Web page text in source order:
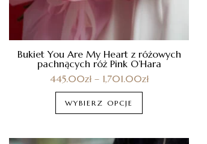
Bukiet You Are My Heart z różowych
pachnących róż Pink O’Hara
445.00zł– 1,701.00zł
WYBIERZ OPCJE